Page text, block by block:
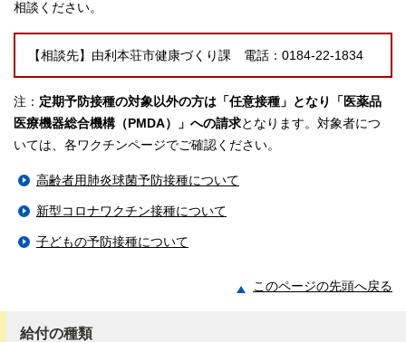
相談ください。
【相談先】由利本荘市健康づくり課 電話：0184-22-1834
注： 定期予防接種の対象以外の方は「任意接種」となり「医薬品
医療機器総合機構（PMDA）」への請求となります。対象者につ
いては、各ワクチンページでご確認ください。
高齢者用肺炎球菌予防接種について
新型コロナワクチン接種について
子どもの予防接種について
このページの先頭へ戻る
給付の種類